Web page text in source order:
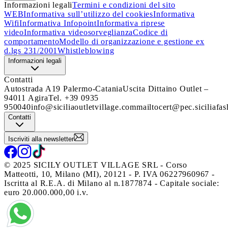
Informazioni legaliTermini e condizioni del sito
WEBInformativa sull’utilizzo del cookiesInformativa
WifiInformativa InfopointInformativa riprese
videoInformativa videosorveglianzaCodice di
comportamentoModello di organizzazione e gestione ex
d.lgs 231/2001Whistleblowing
Informazioni legali
Contatti
Autostrada A19 Palermo-CataniaUscita Dittaino Outlet –
94011 AgiraTel. +39 0935
950040info@siciliaoutletvillage.com
Contatti
Iscriviti alla newsletter
© 2025 SICILY OUTLET VILLAGE SRL - Corso
Matteotti, 10, Milano (MI), 20121 - P. IVA 06227960967 -
Iscritta al R.E.A. di Milano al n.1877874 - Capitale sociale:
euro 20.000.000,00 i.v.